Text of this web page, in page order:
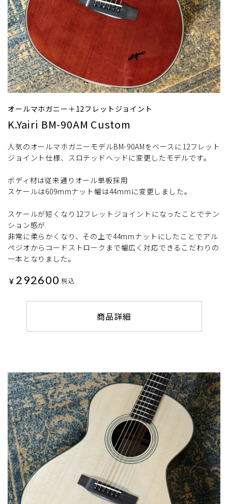
オールマホガニー＋12フレットジョイント
K.Yairi BM-90AM Custom
人気のオールマホガニーモデルBM-90AMをベースに12フレット
ジョイント仕様、スロテッドヘッドに変更したモデルです。
ボディ材は従来通りオール単板採用
スケールは609mmナット幅は44mmに変更しました。
スケールが短くなり12フレットジョイントになったことでテン
ション感が
非常に柔らかくなり、その上で44mmナットにしたことでアル
ペジオからコードストロークまで幅広く対応できるこだわりの
一本となりました。
¥ 292600 税込
商品詳細